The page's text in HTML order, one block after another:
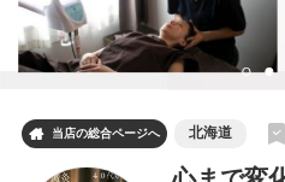
 当店の総合ページへ 北海道